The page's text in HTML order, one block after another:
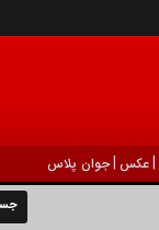
|عکس |جوان پلاس